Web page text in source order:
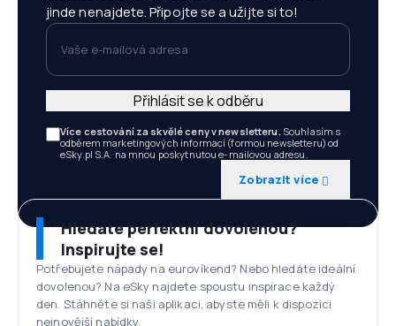
jinde nenajdete. Připojte se a užijte si to!
Vaše e-mailová adresa
Více cestování za skvělé ceny v newsletteru. Souhlasím s
odběrem marketingových informací (formou newsletteru) od
eSky.pl S.A. na mnou poskytnutou e-mailovou adresu.
Zobrazit více
Přihlásit se k odběru
Hledáte perfektní dovolenou?
Inspirujte se!
Potřebujete nápady na eurovíkend? Nebo hledáte ideální
dovolenou? Na eSky najdete spoustu inspirace každý
den. Stáhněte si naši aplikaci, abyste měli k dispozici
nejnovější nabídky.